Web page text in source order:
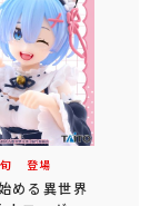
登場
める異世界